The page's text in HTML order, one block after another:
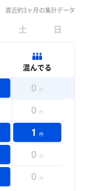
直近約3ヶ月の集計データ
土 日
混んでる
0 件
0 件
1 件
0 件
0 件